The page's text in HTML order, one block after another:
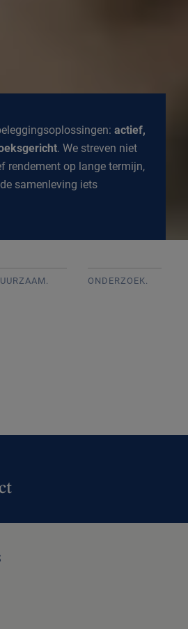
actief,
. We streven niet
rendement op lange termijn,
samenleving iets
ONDERZOEK.